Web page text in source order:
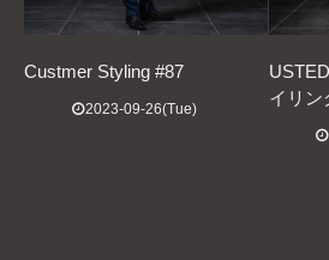
Custmer Styling #87
2023-09-26(Tue)
イリン